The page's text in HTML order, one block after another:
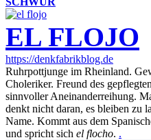
EL FLOJO
https://denkfabrikblog.de
Ruhrpottjunge im Rheinland.
Choleriker. Freund des
sinnvoller Aneinanderreihung.
denkt nicht daran, es bleiben zu
Name. Kommt aus dem
und spricht sich el flocho. .